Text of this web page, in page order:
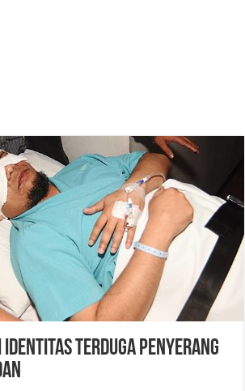
Identitas Terduga Penyerang